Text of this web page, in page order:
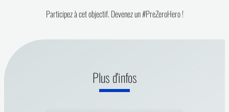
Participez à cet objectif. Devenez un #PreZeroHero !
Plus d'infos